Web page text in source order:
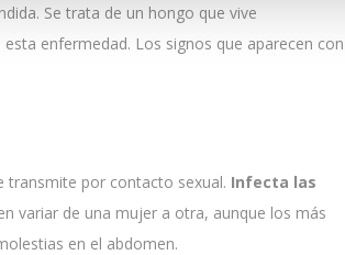
Se trata de un hongo que vive
enfermedad. Los signos que aparecen con
transmite por contacto sexual. Infecta las
variar de una mujer a otra, aunque los más
en el abdomen.